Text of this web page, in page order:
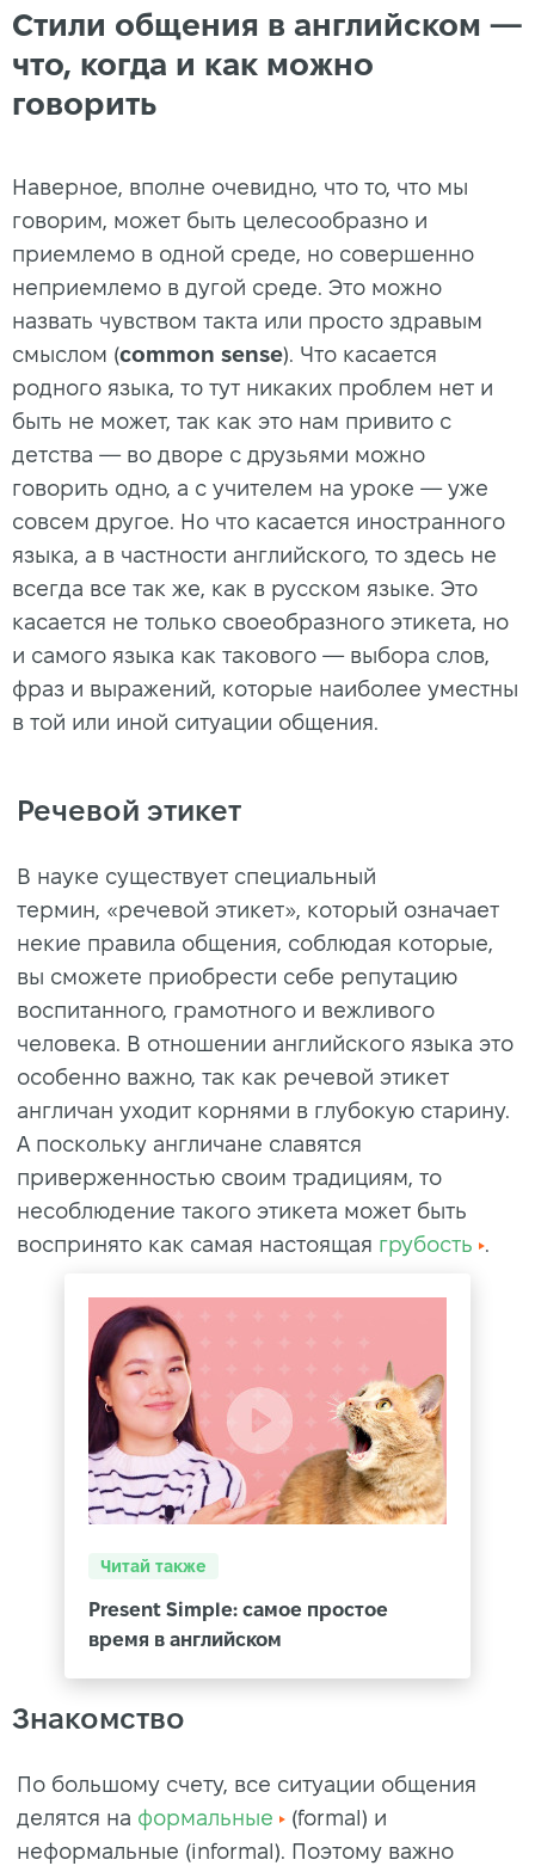
Стили общения в английском —
что, когда и как можно
говорить
Наверное, вполне очевидно, что то, что мы
говорим, может быть целесообразно и
приемлемо в одной среде, но совершенно
неприемлемо в дугой среде. Это можно
назвать чувством такта или просто здравым
смыслом (common sense). Что касается
родного языка, то тут никаких проблем нет и
быть не может, так как это нам привито с
детства — во дворе с друзьями можно
говорить одно, а с учителем на уроке — уже
совсем другое. Но что касается иностранного
языка, а в частности английского, то здесь не
всегда все так же, как в русском языке. Это
касается не только своеобразного этикета, но
и самого языка как такового — выбора слов,
фраз и выражений, которые наиболее уместны
в той или иной ситуации общения.
Речевой этикет
В науке существует специальный
термин, «речевой этикет», который означает
некие правила общения, соблюдая которые,
вы сможете приобрести себе репутацию
воспитанного, грамотного и вежливого
человека. В отношении английского языка это
особенно важно, так как речевой этикет
англичан уходит корнями в глубокую старину.
А поскольку англичане славятся
приверженностью своим традициям, то
несоблюдение такого этикета может быть
воспринято как самая настоящая грубость .
Читай также
Present Simple: самое простое
время в английском
Знакомство
По большому счету, все ситуации общения
делятся на формальные
(formal) и
неформальные (informal). Поэтому важно